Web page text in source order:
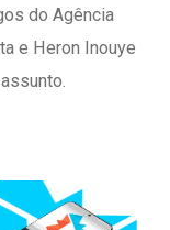
do Agência
e Heron Inouye